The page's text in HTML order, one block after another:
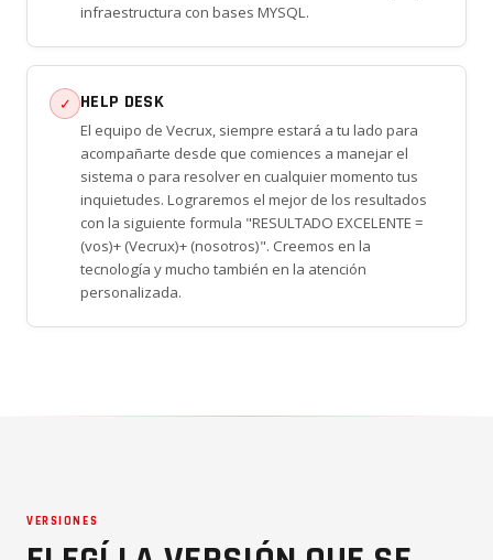
infraestructura con bases MYSQL.
✓ HELP DESK
El equipo de Vecrux, siempre estará a tu lado para
acompañarte desde que comiences a manejar el
sistema o para resolver en cualquier momento tus
inquietudes. Lograremos el mejor de los resultados
con la siguiente formula "RESULTADO EXCELENTE =
(vos)+ (Vecrux)+ (nosotros)". Creemos en la
tecnología y mucho también en la atención
personalizada.
VERSIONES